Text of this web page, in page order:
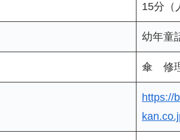
15分（
幼年童
傘 修
https://